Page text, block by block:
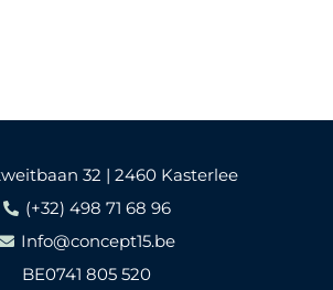
32 | 2460 Kasterlee
(+32) 498 71 68 96
Info@concept15.be
BE0741 805 520